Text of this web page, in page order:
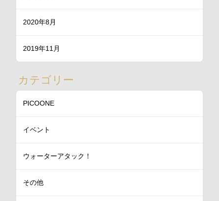
2020年8月
2019年11月
カテゴリー
PICOONE
イベント
ウォーターアタック！
その他